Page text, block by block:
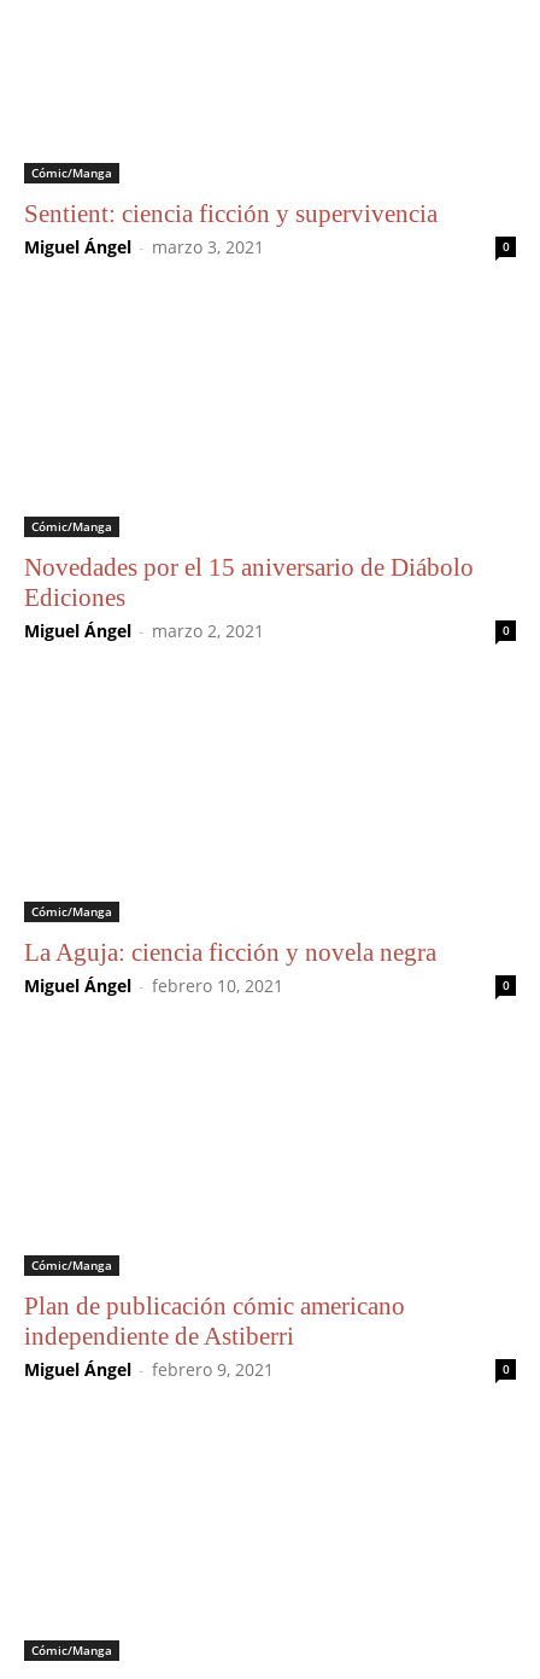
Cómic/Manga
Sentient: ciencia ficción y supervivencia
Miguel Ángel - marzo 3, 2021 0
Cómic/Manga
Novedades por el 15 aniversario de Diábolo
Ediciones
Miguel Ángel - marzo 2, 2021 0
Cómic/Manga
La Aguja: ciencia ficción y novela negra
Miguel Ángel - febrero 10, 2021 0
Cómic/Manga
Plan de publicación cómic americano
independiente de Astiberri
Miguel Ángel - febrero 9, 2021 0
Cómic/Manga